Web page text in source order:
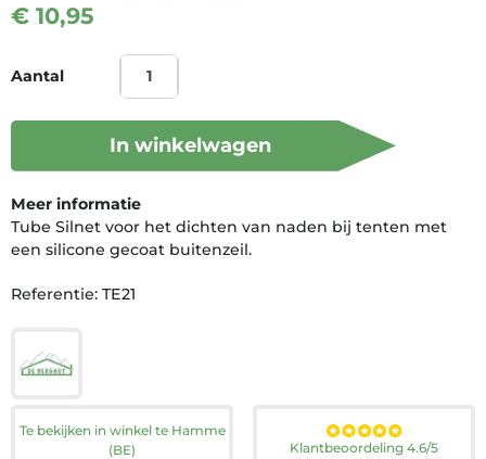
€ 10,95
Aantal
In winkelwagen
Meer informatie
Tube Silnet voor het dichten van naden bij tenten met
een silicone gecoat buitenzeil.
Referentie: TE21
Te bekijken in winkel te Hamme
(BE)
Klantbeoordeling 4.6/5